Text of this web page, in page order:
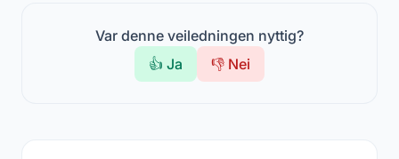
Var denne veiledningen nyttig?
👍 Ja
👎 Nei